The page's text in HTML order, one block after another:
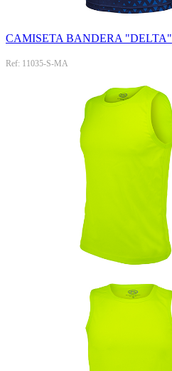
CAMISETA BANDERA "DELTA"
Ref: 11035-S-MA